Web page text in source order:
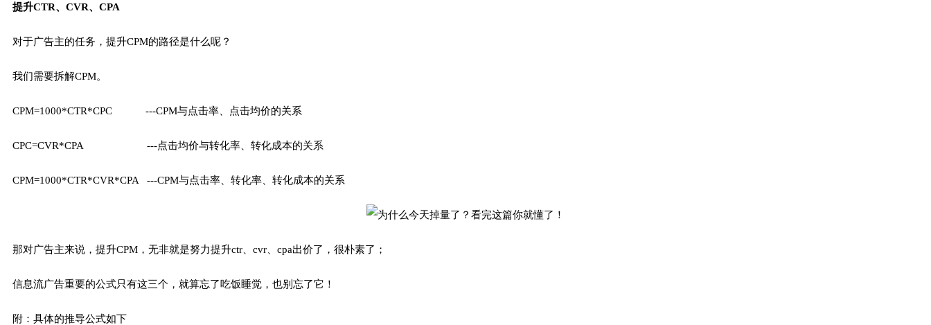
提升CTR、CVR、CPA
对于广告主的任务，提升CPM的路径是什么呢？
我们需要拆解CPM。
CPM=1000*CTR*CPC ---CPM与点击率、点击均价的关系
CPC=CVR*CPA ---点击均价与转化率、转化成本的关系
CPM=1000*CTR*CVR*CPA ---CPM与点击率、转化率、转化成本的关系
那对广告主来说，提升CPM，无非就是努力提升ctr、cvr、cpa出价了，很朴素了；
信息流广告重要的公式只有这三个，就算忘了吃饭睡觉，也别忘了它！
附：具体的推导公式如下